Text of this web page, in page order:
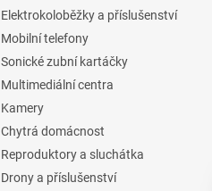
Elektrokoloběžky a příslušenství
Mobilní telefony
Sonické zubní kartáčky
Multimediální centra
Kamery
Chytrá domácnost
Reproduktory a sluchátka
Drony a příslušenství